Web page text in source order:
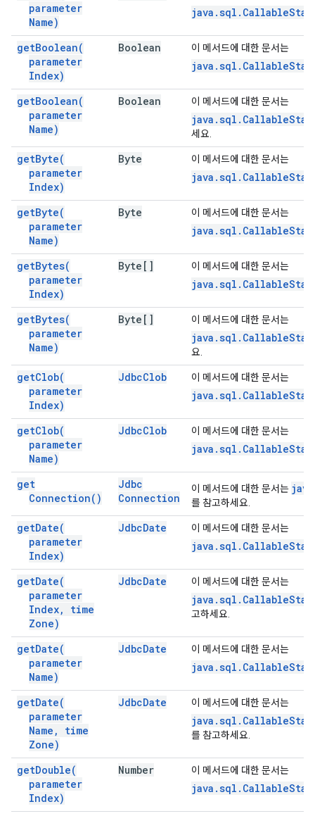
parameter
Name)
getBoolean(
parameter
Index)
Boolean 이 메서드에 대한 문서는
getBoolean(
parameter
Name)
Boolean 이 메서드에 대한 문서는
세요.
getByte(
parameter
Index)
Byte 이 메서드에 대한 문서는
getByte(
parameter
Name)
Byte 이 메서드에 대한 문서는
getBytes(
parameter
Index)
Byte[] 이 메서드에 대한 문서는
getBytes(
parameter
Name)
Byte[] 이 메서드에 대한 문서는
요.
getClob(
parameter
Index)
JdbcClob 이 메서드에 대한 문서는
getClob(
parameter
Name)
JdbcClob 이 메서드에 대한 문서는
get
Connection( )
Jdbc
Connection
이 메서드에 대한 문서는
를 참고하세요.
getDate(
parameter
Index)
JdbcDate 이 메서드에 대한 문서는
getDate(
parameter
Index,
time
Zone)
JdbcDate 이 메서드에 대한 문서는
고하세요.
getDate(
parameter
Name)
JdbcDate 이 메서드에 대한 문서는
getDate(
parameter
Name ,
time
Zone)
JdbcDate 이 메서드에 대한 문서는
를 참고하세요.
getDouble(
parameter
Index)
Number 이 메서드에 대한 문서는